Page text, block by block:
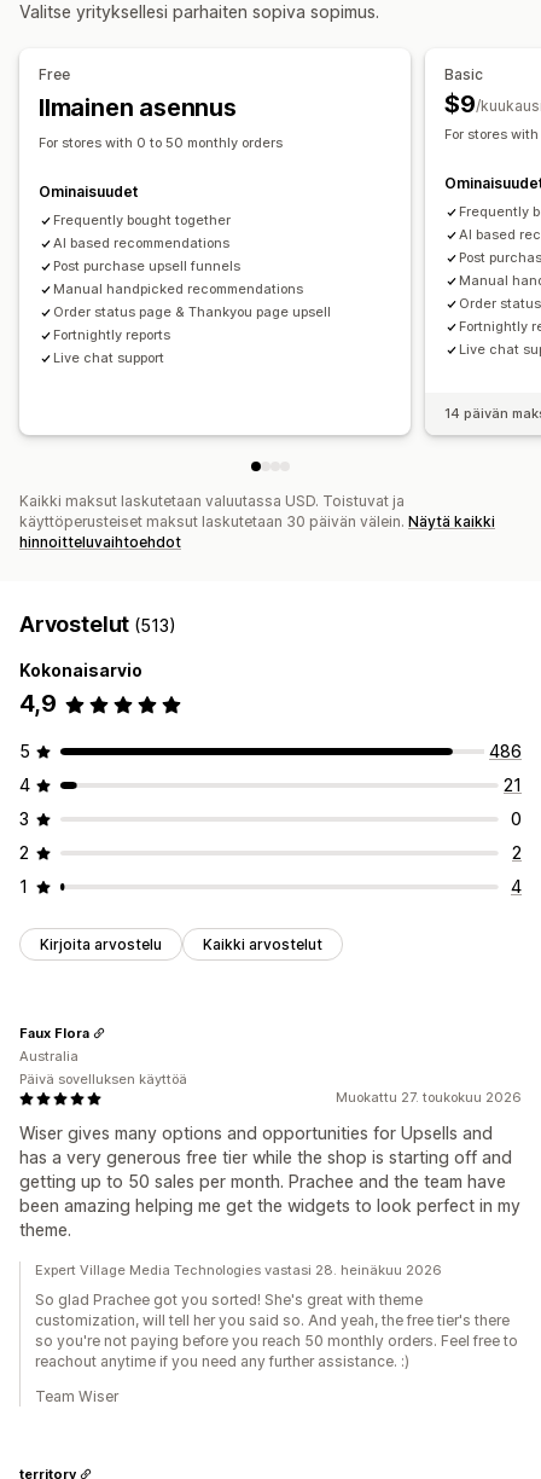
Paikallaan pysyvä ostoskori
Veto-ostoskori
Mukautettu HTML-koodi
Monikielisyys
Mukautetut säännöt
Tuotteen lisäosat (add-ons)
Usein yhdessä ostetut tuotteet
Tekoälysuositukset
Analytiikka
A/B-testaus Klikkausasteet
Suositusten tehokkuus
Ristiinmyyntipaketit Usein yhdessä ostetut tuotteet
Mukautetut tuotepaketit
Prosenttialennukset
Ilmainen toimitus
Dynaaminen hinnoittelu
Valitse yrityksellesi parhaiten sopiva sopimus.
Free
Ilmainen asennus
For stores with 0 to 50 monthly orders
Ominaisuudet
Frequently bought together
AI based recommendations
Post purchase upsell funnels
Manual handpicked recommendations
Order status page & Thankyou page upsell
Fortnightly reports
Live chat support
Basic
$9/
For stores
Frequently
AI based
Post
Manual
Order
Fortnightly
Live chat
14 päivän
Kaikki maksut laskutetaan valuutassa USD. Toistuvat ja
käyttöperusteiset maksut laskutetaan 30 päivän välein. Näytä kaikki
hinnoitteluvaihtoehdot
Arvostelut (513)
Kokonaisarvio
4,9
5
486
4
21
3
0
2
2
1
4
Kirjoita arvostelu Kaikki arvostelut
Muokattu 27. toukokuu 2026
Wiser gives many options and opportunities for Upsells and
has a very generous free tier while the shop is starting off and
getting up to 50 sales per month. Prachee and the team have
been amazing helping me get the widgets to look perfect in my
theme.
Faux Flora
Australia
Päivä sovelluksen käyttöä
Expert Village Media Technologies vastasi 28. heinäkuu 2026
So glad Prachee got you sorted! She's great with theme
customization, will tell her you said so. And yeah, the free tier's there
so you're not paying before you reach 50 monthly orders. Feel free to
reachout anytime if you need any further assistance. :)
Team Wiser
territory